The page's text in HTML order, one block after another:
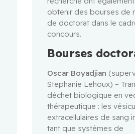
obtenir des bourses de
de doctorat dans le
concours.
Bourses
Oscar Boyadjian
Stephanie Lehoux) –
déchet biologique en
thérapeutique : les
extracellulaires de sang
tant que systèmes de